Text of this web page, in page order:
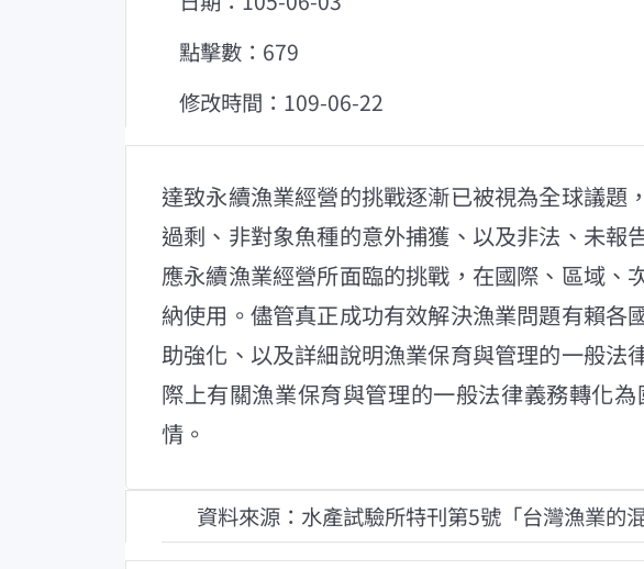
點擊數：679
修改時間：109-06-22
達致永續漁業經營的挑戰逐漸已被視為全球議
過剩、非對象魚種的意外捕獲、以及非法、未
應永續漁業經營所面臨的挑戰，在國際、區域
納使用。儘管真正成功有效解決漁業問題有賴
助強化、以及詳細說明漁業保育與管理的一般
際上有關漁業保育與管理的一般法律義務轉化
情。
資料來源：水產試驗所特刊第5號「台灣漁業的